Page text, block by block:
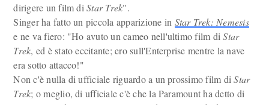
dirigere un film diStar Trek".
Singer ha fatto un piccola apparizione in Star Trek: Nemesis
e ne va fiero: "Ho avuto un cameo nell'ultimo film diStar
Trek, ed è stato eccitante; ero sull'Enterprise mentre la nave
era sotto attacco!"
Non c'è nulla di ufficiale riguardo a un prossimo film diStar
Trek; o meglio, di ufficiale c'è che la Paramount ha detto di